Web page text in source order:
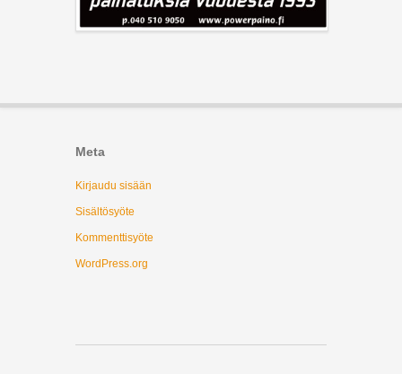
Meta
Kirjaudu sisään
Sisältösyöte
Kommenttisyöte
WordPress.org